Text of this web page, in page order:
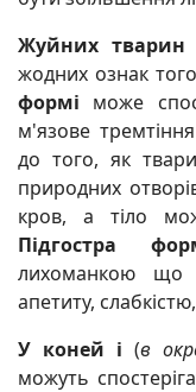
Жуйних тварин
жодних ознак
формі може
м'язове
до того, як
природних
кров, а тіло
Підгостра
лихоманкою що
апетиту,
У коней і (в
можуть